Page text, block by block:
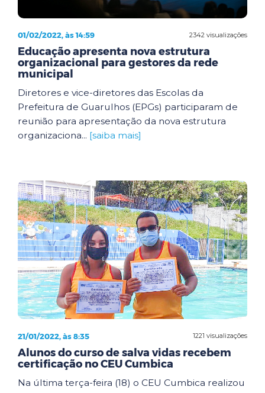
2342 visualizações
01/02/2022, às 14:59
Educação apresenta nova estrutura
organizacional para gestores da rede
municipal
Diretores e vice-diretores das Escolas da
Prefeitura de Guarulhos (EPGs) participaram de
reunião para apresentação da nova estrutura
organizaciona... [saiba mais]
1221 visualizações
21/01/2022, às 8:35
Alunos do curso de salva vidas recebem
certificação no CEU Cumbica
Na última terça-feira (18) o CEU Cumbica realizou